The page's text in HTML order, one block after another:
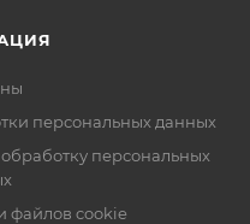
персональных данных
персональных
файлов cookie